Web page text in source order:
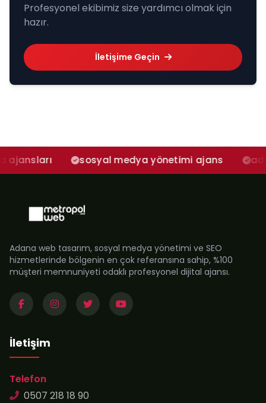
Profesyonel ekibimiz size yardımcı olmak için
hazır.
İletişime Geçin
sosyal medya yönetimi ajans adana
Adana web tasarım, sosyal medya yönetimi ve SEO
hizmetlerinde bölgenin en çok referansına sahip, %100
müşteri memnuniyeti odaklı profesyonel dijital ajansı.
İletişim
Telefon
0507 218 18 90